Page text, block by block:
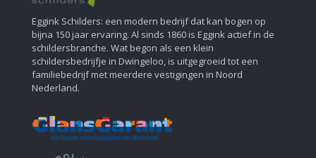
Eggink Schilders: een modern bedrijf dat kan bogen op
bijna 150 jaar ervaring. Al sinds 1860 is Eggink actief in de
schildersbranche. Wat begon als een klein
schildersbedrijfje in Dwingeloo, is uitgegroeid tot een
familiebedrijf met meerdere vestigingen in Noord
Nederland.